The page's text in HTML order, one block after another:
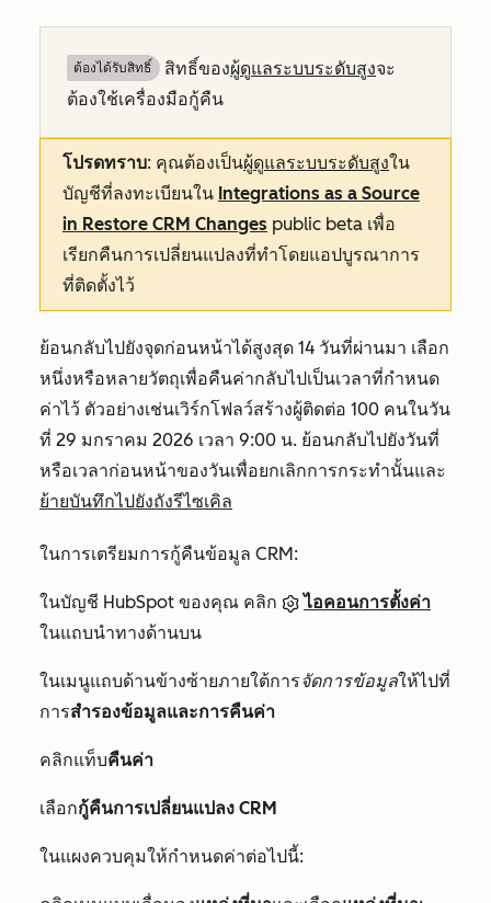
ต้องได้รับสิทธิ์​ สิทธิ์ของผู้ดูแลระบบระดับสูงจะ
ต้องใช้เครื่องมือกู้คืน
โปรดทราบ: คุณต้องเป็นผู้ดูแลระบบระดับสูงใน
บัญชีที่ลงทะเบียนใน Integrations as a Source
in Restore CRM Changes public beta เพื่อ
เรียกคืนการเปลี่ยนแปลงที่ทำโดยแอปบูรณาการ
ที่ติดตั้งไว้
ย้อนกลับไปยังจุดก่อนหน้าได้สูงสุด 14 วันที่ผ่านมา เลือก
หนึ่งหรือหลายวัตถุเพื่อคืนค่ากลับไปเป็นเวลาที่กำหนด
ค่าไว้ ตัวอย่างเช่นเวิร์กโฟลว์สร้างผู้ติดต่อ 100 คนในวัน
ที่ 29 มกราคม 2026 เวลา 9:00 น. ย้อนกลับไปยังวันที่
หรือเวลาก่อนหน้าของวันเพื่อยกเลิกการกระทำนั้นและ
ย้ายบันทึกไปยังถังรีไซเคิล
ในการเตรียมการกู้คืนข้อมูล CRM:
ในบัญชี HubSpot ของคุณ คลิก
ไอคอนการตั้งค่า
ในแถบนำทางด้านบน
ในเมนูแถบด้านข้างซ้ายภายใต้การจัดการข้อมูลให้ไปที่
การสำรองข้อมูลและการคืนค่า
คลิกแท็บคืนค่า
เลือกกู้คืนการเปลี่ยนแปลง CRM
ในแผงควบคุมให้กำหนดค่าต่อไปนี้: